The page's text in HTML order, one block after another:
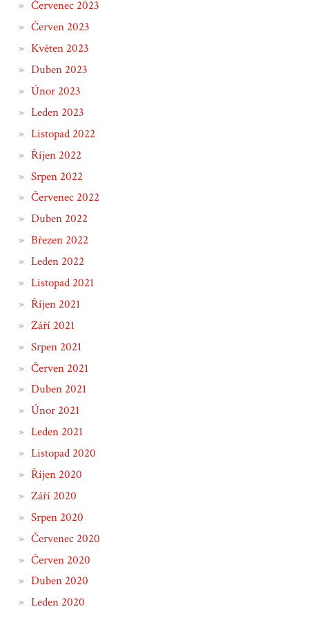
Červenec 2023
Červen 2023
Květen 2023
Duben 2023
Únor 2023
Leden 2023
Listopad 2022
Říjen 2022
Srpen 2022
Červenec 2022
Duben 2022
Březen 2022
Leden 2022
Listopad 2021
Říjen 2021
Září 2021
Srpen 2021
Červen 2021
Duben 2021
Únor 2021
Leden 2021
Listopad 2020
Říjen 2020
Září 2020
Srpen 2020
Červenec 2020
Červen 2020
Duben 2020
Leden 2020